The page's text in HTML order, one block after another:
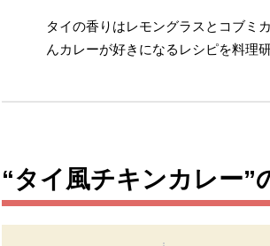
タイの香りはレモングラスとコブミ
んカレーが好きになるレシピを料理
“タイ風チキンカレー”